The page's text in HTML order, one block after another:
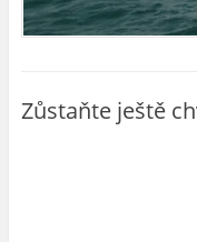
Zůstaňte ještě